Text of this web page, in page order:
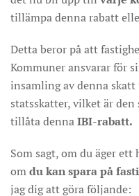
tillämpa denna rabatt
Detta beror på att
Kommuner ansvarar för
insamling av denna
statsskatter, vilket är
tillåta dennaIBI-rabatt.
Som sagt, om du äger
omdu kan spara på
jag dig att göra följande: